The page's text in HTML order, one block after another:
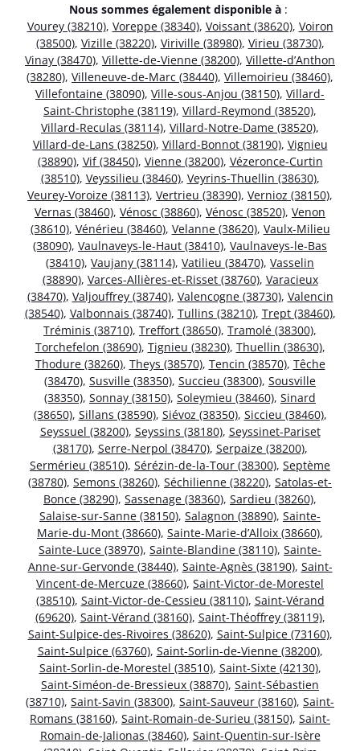
Nous sommes également disponible à :
Vourey (38210), Voreppe (38340), Voissant (38620), Voiron
(38500), Vizille (38220), Viriville (38980), Virieu (38730),
Vinay (38470), Villette-de-Vienne (38200), Villette-d’Anthon
(38280), Villeneuve-de-Marc (38440), Villemoirieu (38460),
Villefontaine (38090), Ville-sous-Anjou (38150), Villard-
Saint-Christophe (38119), Villard-Reymond (38520),
Villard-Reculas (38114), Villard-Notre-Dame (38520),
Villard-de-Lans (38250), Villard-Bonnot (38190), Vignieu
(38890), Vif (38450), Vienne (38200), Vézeronce-Curtin
(38510), Veyssilieu (38460), Veyrins-Thuellin (38630),
Veurey-Voroize (38113), Vertrieu (38390), Vernioz (38150),
Vernas (38460), Vénosc (38860), Vénosc (38520), Venon
(38610), Vénérieu (38460), Velanne (38620), Vaulx-Milieu
(38090), Vaulnaveys-le-Haut (38410), Vaulnaveys-le-Bas
(38410), Vaujany (38114), Vatilieu (38470), Vasselin
(38890), Varces-Allières-et-Risset (38760), Varacieux
(38470), Valjouffrey (38740), Valencogne (38730), Valencin
(38540), Valbonnais (38740), Tullins (38210), Trept (38460),
Tréminis (38710), Treffort (38650), Tramolé (38300),
Torchefelon (38690), Tignieu (38230), Thuellin (38630),
Thodure (38260), Theys (38570), Tencin (38570), Têche
(38470), Susville (38350), Succieu (38300), Sousville
(38350), Sonnay (38150), Soleymieu (38460), Sinard
(38650), Sillans (38590), Siévoz (38350), Siccieu (38460),
Seyssuel (38200), Seyssins (38180), Seyssinet-Pariset
(38170), Serre-Nerpol (38470), Serpaize (38200),
Sermérieu (38510), Sérézin-de-la-Tour (38300), Septème
(38780), Semons (38260), Séchilienne (38220), Satolas-et-
Bonce (38290), Sassenage (38360), Sardieu (38260),
Salaise-sur-Sanne (38150), Salagnon (38890), Sainte-
Marie-du-Mont (38660), Sainte-Marie-d’Alloix (38660),
Sainte-Luce (38970), Sainte-Blandine (38110), Sainte-
Anne-sur-Gervonde (38440), Sainte-Agnès (38190), Saint-
Vincent-de-Mercuze (38660), Saint-Victor-de-Morestel
(38510), Saint-Victor-de-Cessieu (38110), Saint-Vérand
(69620), Saint-Vérand (38160), Saint-Théoffrey (38119),
Saint-Sulpice-des-Rivoires (38620), Saint-Sulpice (73160),
Saint-Sulpice (63760), Saint-Sorlin-de-Vienne (38200),
Saint-Sorlin-de-Morestel (38510), Saint-Sixte (42130),
Saint-Siméon-de-Bressieux (38870), Saint-Sébastien
(38710), Saint-Savin (38300), Saint-Sauveur (38160), Saint-
Romans (38160), Saint-Romain-de-Surieu (38150), Saint-
Romain-de-Jalionas (38460), Saint-Quentin-sur-Isère